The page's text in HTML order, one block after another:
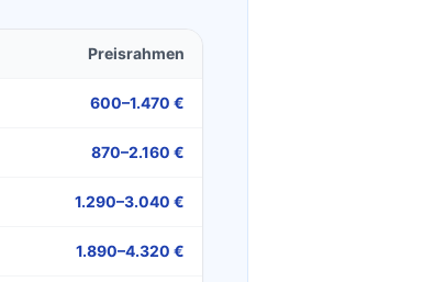
Preisrahmen
600–1.470 €
870–2.160 €
1.290–3.040 €
1.890–4.320 €